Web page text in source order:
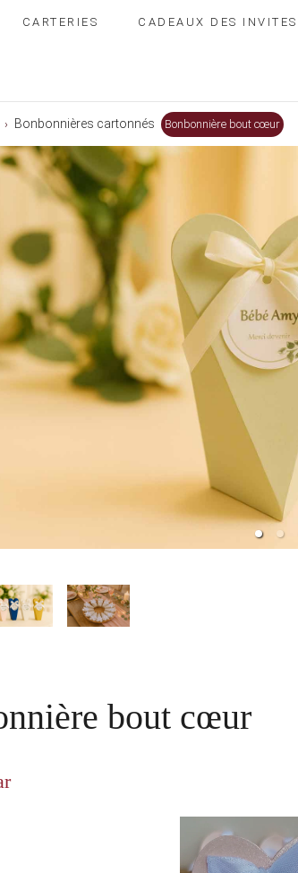
CARTERIES CADEAUX DES INVITES
› Bonbonnières cartonnés Bonbonnière bout cœur
bout cœur